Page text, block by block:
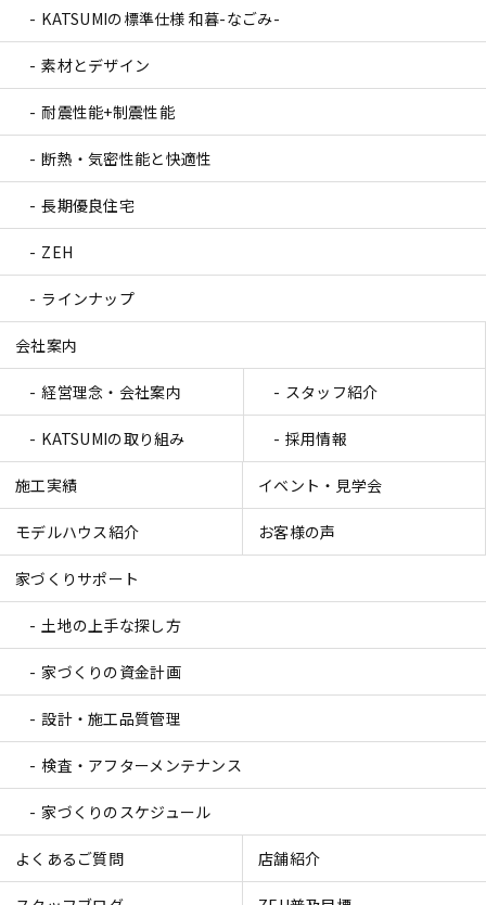
KATSUMIの標準仕様 和暮-なごみ-
素材とデザイン
耐震性能+制震性能
断熱・気密性能と快適性
長期優良住宅
ZEH
ラインナップ
会社案内
経営理念・会社案内 スタッフ紹介
KATSUMIの取り組み 採用情報
施工実績 イベント・見学会
モデルハウス紹介 お客様の声
家づくりサポート
土地の上手な探し方
家づくりの資金計画
設計・施工品質管理
検査・アフターメンテナンス
家づくりのスケジュール
よくあるご質問 店舗紹介